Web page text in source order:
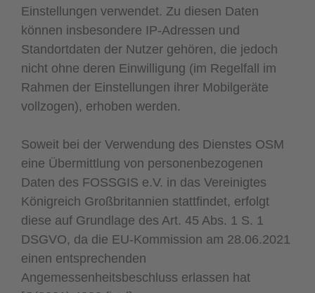
Einstellungen verwendet. Zu diesen Daten
können insbesondere IP-Adressen und
Standortdaten der Nutzer gehören, die jedoch
nicht ohne deren Einwilligung (im Regelfall im
Rahmen der Einstellungen ihrer Mobilgeräte
vollzogen), erhoben werden.
Soweit bei der Verwendung des Dienstes OSM
eine Übermittlung von personenbezogenen
Daten des FOSSGIS e.V. in das Vereinigtes
Königreich Großbritannien stattfindet, erfolgt
diese auf Grundlage des Art. 45 Abs. 1 S. 1
DSGVO, da die EU-Kommission am 28.06.2021
einen entsprechenden
Angemessenheitsbeschluss erlassen hat